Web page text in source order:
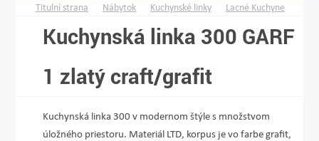
Titulní strana Nábytok Kuchynské linky Lacné Kuchyne
Kuchynská linka 300 GARF
1 zlatý craft/grafit
Kuchynská linka 300 v modernom štýle s množstvom
úložného priestoru. Materiál LTD, korpus je vo farbe grafit,